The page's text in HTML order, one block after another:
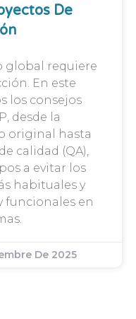
De
global requiere
En este
los consejos
desde la
original hasta
calidad (QA),
a evitar los
habituales y
funcionales en
De 2025